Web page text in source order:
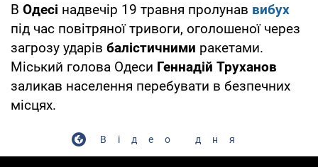
В Одесі надвечір 19 травня пролунав вибух
під час повітряної тривоги, оголошеної через
загрозу ударів балістичними ракетами.
Міський голова Одеси Геннадій Труханов
заликав населення перебувати в безпечних
місцях.
Відео дня